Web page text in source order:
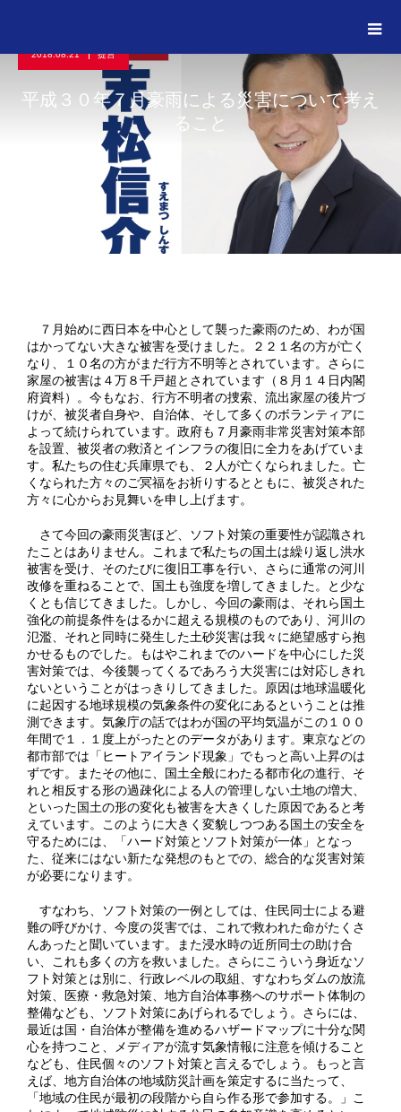
2018.08.21 提言
平成３０年７月豪雨による災害について考え
ること
７月始めに西日本を中心として襲った豪雨のため、わが国
はかってない大きな被害を受けました。２２１名の方が亡く
なり、１０名の方がまだ行方不明等とされています。さらに
家屋の被害は４万８千戸超とされています（８月１４日内閣
府資料）。今もなお、行方不明者の捜索、流出家屋の後片づ
けが、被災者自身や、自治体、そして多くのボランティアに
よって続けられています。政府も７月豪雨非常災害対策本部
を設置、被災者の救済とインフラの復旧に全力をあげていま
す。私たちの住む兵庫県でも、２人が亡くなられました。亡
くなられた方々のご冥福をお祈りするとともに、被災された
方々に心からお見舞いを申し上げます。
さて今回の豪雨災害ほど、ソフト対策の重要性が認識され
たことはありません。これまで私たちの国土は繰り返し洪水
被害を受け、そのたびに復旧工事を行い、さらに通常の河川
改修を重ねることで、国土も強度を増してきました。と少な
くとも信じてきました。しかし、今回の豪雨は、それら国土
強化の前提条件をはるかに超える規模のものであり、河川の
氾濫、それと同時に発生した土砂災害は我々に絶望感すら抱
かせるものでした。もはやこれまでのハードを中心にした災
害対策では、今後襲ってくるであろう大災害には対応しきれ
ないということがはっきりしてきました。原因は地球温暖化
に起因する地球規模の気象条件の変化にあるということは推
測できます。気象庁の話ではわが国の平均気温がこの１００
年間で１．１度上がったとのデータがあります。東京などの
都市部では「ヒートアイランド現象」でもっと高い上昇のは
ずです。またその他に、国土全般にわたる都市化の進行、そ
れと相反する形の過疎化による人の管理しない土地の増大、
といった国土の形の変化も被害を大きくした原因であると考
えています。このように大きく変貌しつつある国土の安全を
守るためには、「ハード対策とソフト対策が一体」となっ
た、従来にはない新たな発想のもとでの、総合的な災害対策
が必要になります。
すなわち、ソフト対策の一例としては、住民同士による避
難の呼びかけ、今度の災害では、これで救われた命がたくさ
んあったと聞いています。また浸水時の近所同士の助け合
い、これも多くの方を救いました。さらにこういう身近なソ
フト対策とは別に、行政レベルの取組、すなわちダムの放流
対策、医療・救急対策、地方自治体事務へのサポート体制の
整備なども、ソフト対策にあげられるでしょう。さらには、
最近は国・自治体が整備を進めるハザードマップに十分な関
心を持つこと、メディアが流す気象情報に注意を傾けること
なども、住民個々のソフト対策と言えるでしょう。もっと言
えば、地方自治体の地域防災計画を策定するに当たって、
「地域の住民が最初の段階から自ら作る形で参加する。」こ